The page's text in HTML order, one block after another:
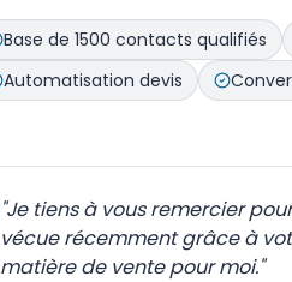
Base de 1500 contacts qualifiés
Automatisation devis
"Je tiens à vous remercier
vécue récemment grâce à
matière de vente pour moi."